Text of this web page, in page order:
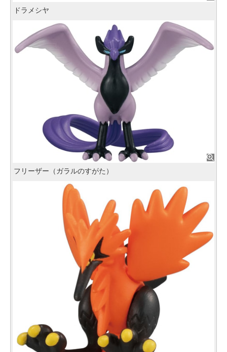
ドラメシヤ
フリーザー（ガラルのすがた）